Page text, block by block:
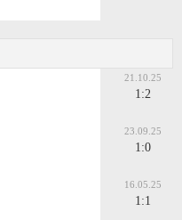
21.10.25
1:2
23.09.25
1:0
16.05.25
1:1